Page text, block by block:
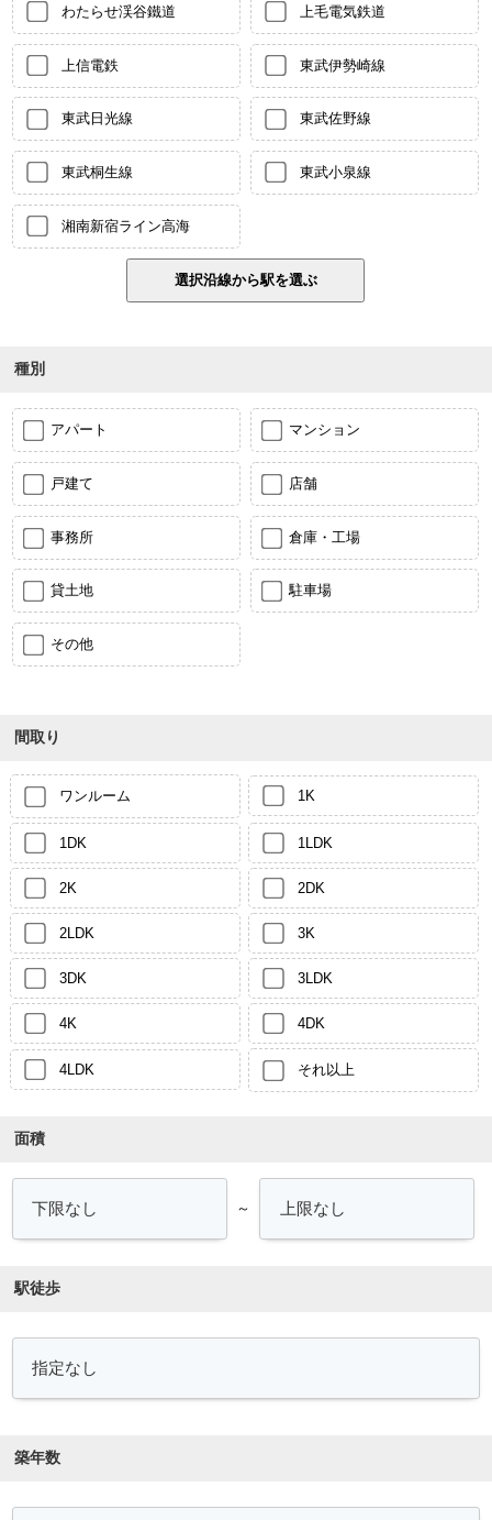
わたらせ渓谷鐵道 上毛電気鉄道
上信電鉄 東武伊勢崎線
東武日光線 東武佐野線
東武桐生線 東武小泉線
湘南新宿ライン高海
種別
アパート マンション
戸建て 店舗
事務所 倉庫・工場
貸土地 駐車場
その他
間取り
ワンルーム 1K
1DK 1LDK
2K 2DK
2LDK 3K
3DK 3LDK
4K 4DK
4LDK それ以上
面積
～
駅徒歩
築年数